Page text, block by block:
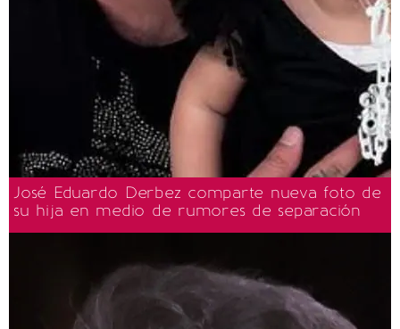
José Eduardo Derbez comparte nueva foto de
su hija en medio de rumores de separación